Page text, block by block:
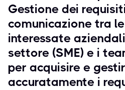
Gestione dei
comunicazione tra
interessate
settore (SME) e i
per acquisire e
accuratamente i